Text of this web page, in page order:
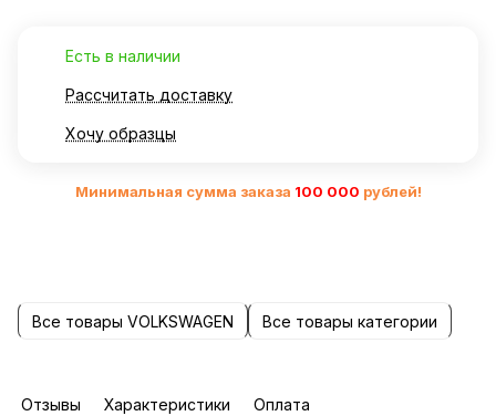
Есть в наличии
Рассчитать доставку
Хочу образцы
Минимальная сумма заказа 100 000 рублей!
Все товары VOLKSWAGEN Все товары категории
Отзывы Характеристики Оплата